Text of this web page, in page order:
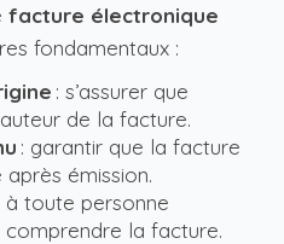
facture électronique
fondamentaux :
: s’assurer que
de la facture.
: garantir que la facture
après émission.
toute personne
la facture.